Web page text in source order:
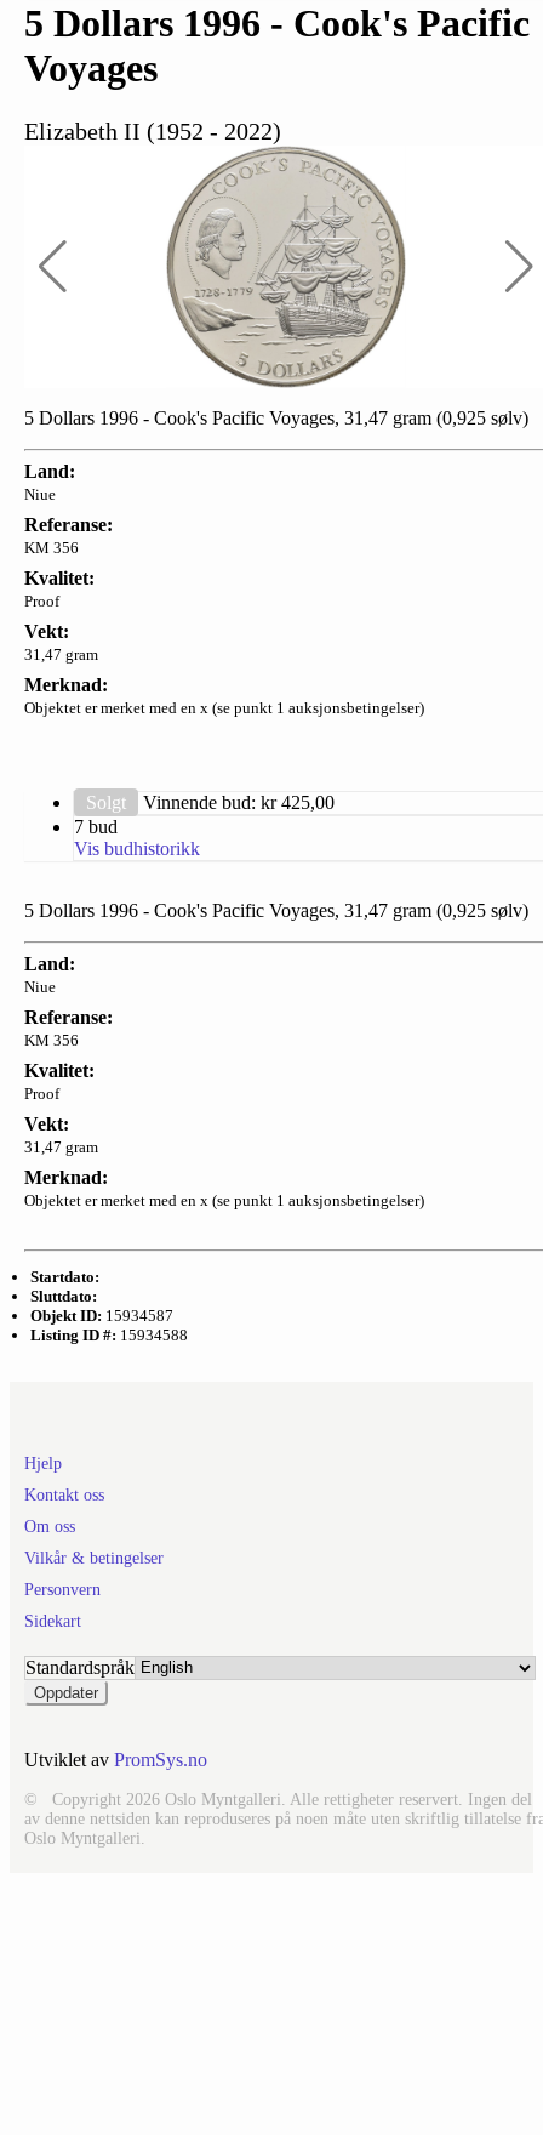
5 Dollars 1996 - Cook's Pacific
Voyages
Elizabeth II (1952 - 2022)
5 Dollars 1996 - Cook's Pacific Voyages, 31,47 gram (0,925 sølv)
Land:
Niue
Referanse:
KM 356
Kvalitet:
Proof
Vekt:
31,47 gram
Merknad:
Objektet er merket med en x (se punkt 1 auksjonsbetingelser)
Solgt Vinnende bud: kr425,00
7 bud
Vis budhistorikk
5 Dollars 1996 - Cook's Pacific Voyages, 31,47 gram (0,925 sølv)
Land:
Niue
Referanse:
KM 356
Kvalitet:
Proof
Vekt:
31,47 gram
Merknad:
Objektet er merket med en x (se punkt 1 auksjonsbetingelser)
Startdato:
Sluttdato:
Objekt ID: 15934587
Listing ID #: 15934588
Hjelp
Kontakt oss
Om oss
Vilkår & betingelser
Personvern
Sidekart
Standardspråk
Utviklet av PromSys.no
© Copyright 2026 Oslo Myntgalleri. Alle rettigheter reservert. Ingen del
av denne nettsiden kan reproduseres på noen måte uten skriftlig tillatelse
Oslo Myntgalleri.